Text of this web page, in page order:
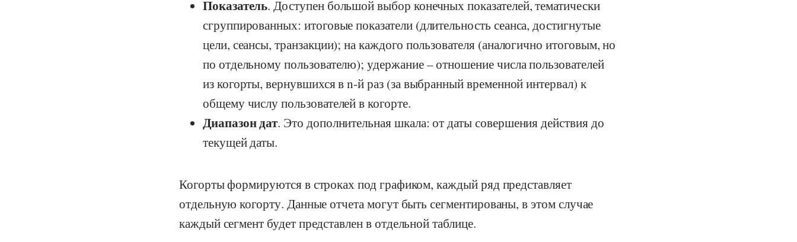
Показатель. Доступен большой выбор конечных показателей, тематически
сгруппированных: итоговые показатели (длительность сеанса, достигнутые
цели, сеансы, транзакции); на каждого пользователя (аналогично итоговым, но
по отдельному пользователю); удержание – отношение числа пользователей
из когорты, вернувшихся в n-й раз (за выбранный временной интервал) к
общему числу пользователей в когорте.
Диапазон дат. Это дополнительная шкала: от даты совершения действия до
текущей даты.
Когорты формируются в строках под графиком, каждый ряд представляет
отдельную когорту. Данные отчета могут быть сегментированы, в этом случае
каждый сегмент будет представлен в отдельной таблице.